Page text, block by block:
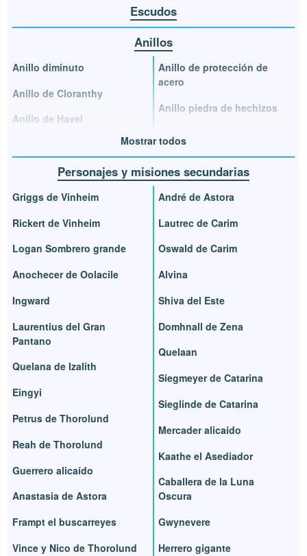
Escudos
Anillos
Anillo diminuto
Anillo de Cloranthy
Anillo de Havel
Anillo de protección de
acero
Anillo piedra de hechizos
Mostrar todos
Personajes y misiones secundarias
Griggs de Vinheim
Rickert de Vinheim
Logan Sombrero grande
Anochecer de Oolacile
Ingward
Laurentius del Gran
Pantano
Quelana de Izalith
Eingyi
Petrus de Thorolund
Reah de Thorolund
Guerrero alicaído
Anastasia de Astora
Frampt el buscarreyes
Vince y Nico de Thorolund
André de Astora
Lautrec de Carim
Oswald de Carim
Alvina
Shiva del Este
Domhnall de Zena
Quelaan
Siegmeyer de Catarina
Sieglinde de Catarina
Mercader alicaído
Kaathe el Asediador
Caballera de la Luna
Oscura
Gwynevere
Herrero gigante